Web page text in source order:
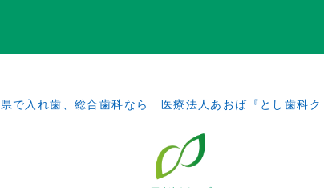
で入れ歯、総合歯科なら 医療法人あおば『とし歯科ク